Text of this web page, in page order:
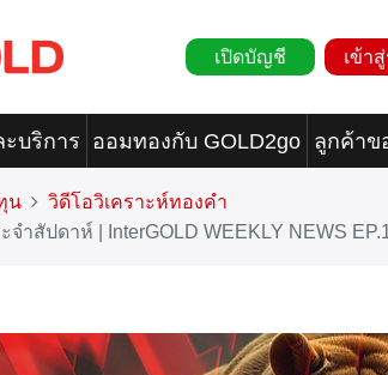
เปิดบัญชี เข้า
บริการ ออมทองกับ GOLD2go ลูกค้าข
น
วิดีโอวิเคราะห์ทองคำ
จำสัปดาห์ | InterGOLD WEEKLY NEWS